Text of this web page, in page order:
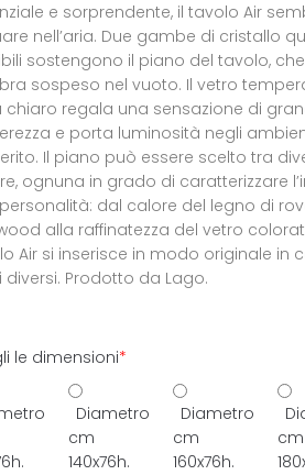
e sorprendente, il tavolo Air
nell’aria. Due gambe di cristallo
sostengono il piano del tavolo, che
sospeso nel vuoto. Il vetro
chiaro regala una sensazione di
e porta luminosità negli
Il piano può essere scelto tra
ognuna in grado di caratterizzare
dal calore del legno di
alla raffinatezza del vetro
Air si inserisce in modo originale in
diversi. Prodotto da Lago.
le dimensioni*
Diametro
cm
140x76h.
Diametro
cm
160x76h.
cm